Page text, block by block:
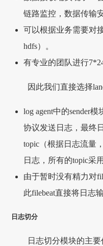
链路监控，数据传输
可以根据业务需要对
hdfs）。
有专业的团队进行
因此我们直接选择
log agent中的sender
协议发送日志，最终
topic（根据日志流量
日志，所有的topic采
由于暂时没有精力对
此filebeat直接将日志
日志切分
日志切分模块的主